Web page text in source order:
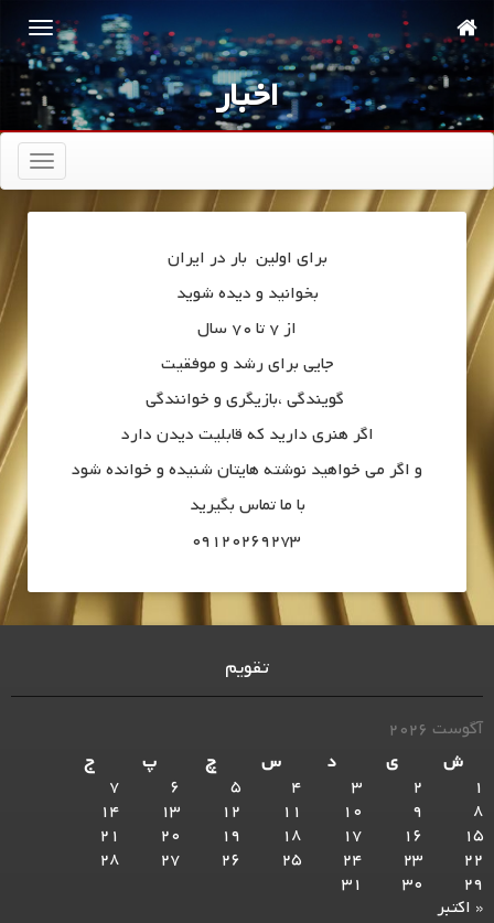
اخبار
ناوبری
برای اولین بار در ایران
بخوانید و دیده شوید
از 7 تا 70 سال
جایی برای رشد و موفقیت
گویندگی ،بازیگری و خوانندگی
اگر هنری دارید که قابلیت دیدن دارد
و اگر می خواهید نوشته هایتان شنیده و خوانده شود
با ما تماس بگیرید
09120269273
تقویم
آگوست 2026
ش
ی د س چ پ
ج
1
2
3
4
5
6
7
8
9
10
11
12
13
14
15
16
17
18
19
20
21
22
23
24
25
26
27
28
29
30
31
« اکتبر